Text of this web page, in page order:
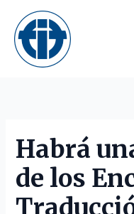
content
Habrá
de los